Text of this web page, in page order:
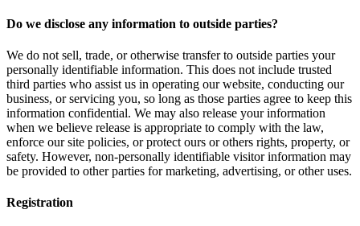
Do we disclose any information to outside parties?
We do not sell, trade, or otherwise transfer to outside parties your
personally identifiable information. This does not include trusted
third parties who assist us in operating our website, conducting our
business, or servicing you, so long as those parties agree to keep this
information confidential. We may also release your information
when we believe release is appropriate to comply with the law,
enforce our site policies, or protect ours or others rights, property, or
safety. However, non-personally identifiable visitor information may
be provided to other parties for marketing, advertising, or other uses.
Registration